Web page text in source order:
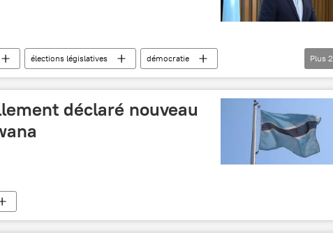
élections législatives
démocratie
Plus 2
déclaré nouveau